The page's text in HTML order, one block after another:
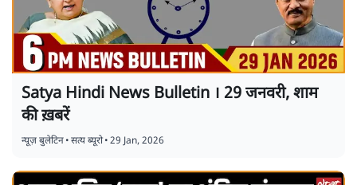
Satya Hindi News Bulletin । 29 जनवरी, शाम
की ख़बरें
न्यूज़ बुलेटिन•सत्य ब्यूरो•29 Jan, 2026